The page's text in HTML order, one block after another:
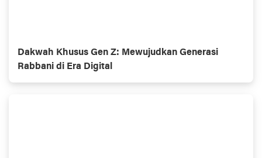
Dakwah Khusus Gen Z: Mewujudkan Generasi
Rabbani di Era Digital